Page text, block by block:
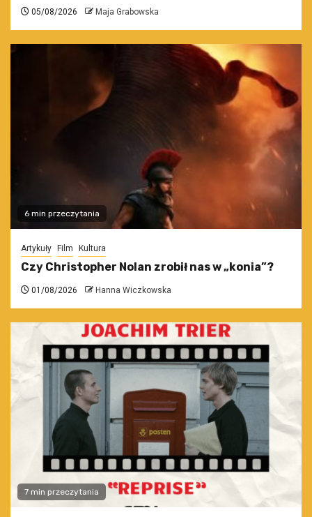
05/08/2026 Maja Grabowska
6 min przeczytania
Artykuły Film Kultura
Czy Christopher Nolan zrobił nas w „konia”?
01/08/2026 Hanna Wiczkowska
7 min przeczytania